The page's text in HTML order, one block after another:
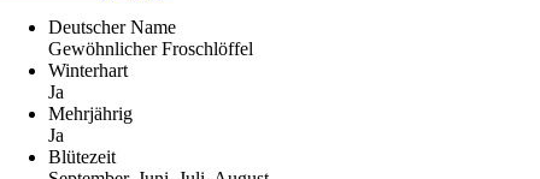
Deutscher Name
Gewöhnlicher Froschlöffel
Winterhart
Ja
Mehrjährig
Ja
Blütezeit